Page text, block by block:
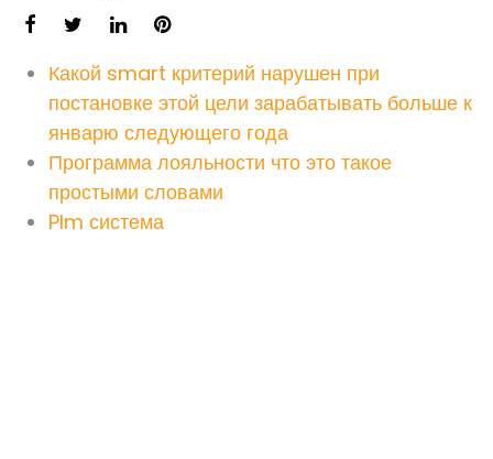
Какой smart критерий нарушен при
постановке этой цели зарабатывать больше к
январю следующего года
Программа лояльности что это такое
простыми словами
Plm система